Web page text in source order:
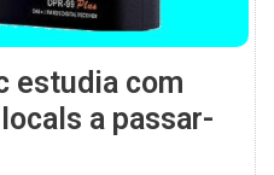
estudia com
a passar-